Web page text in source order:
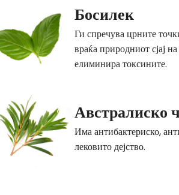
Босилек
Ги спречува црните
враќа природниот сјај
елиминира токсините.
Австралиско
Има антибактериско,
лековито дејство.